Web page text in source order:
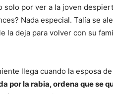
solo por ver a la joven
Nada especial. Talía se
la deja para volver con su
llega cuando la esposa
por la rabia, ordena que se